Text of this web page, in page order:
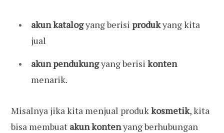
akun katalogyang berisi produkyang kita
jual
akun pendukungyang berisi konten
menarik.
Misalnya jika kita menjual produkkosmetik, kita
bisa membuat akun kontenyang berhubungan